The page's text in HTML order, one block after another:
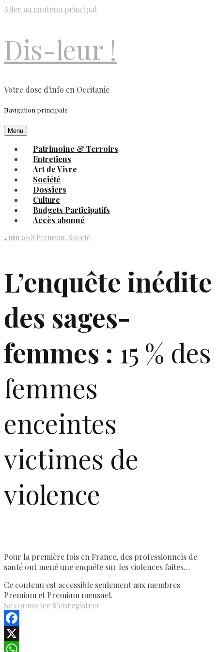
Aller au contenu principal
Dis-leur !
Votre dose d'info en Occitanie
Navigation principale
Menu
Patrimoine & Terroirs
Entretiens
Art de Vivre
Société
Dossiers
Culture
Budgets Participatifs
Accès abonné
4 juin 2018 Premium, Société
L’enquête inédite
des sages-
femmes : 15 % des
femmes
enceintes
victimes de
violence
Pour la première fois en France, des professionnels de
santé ont mené une enquête sur les violences faites…
Ce contenu est accessible seulement aux membres
Premium et Premium mensuel.
Se connecter S’enregistrer
Facebook
X